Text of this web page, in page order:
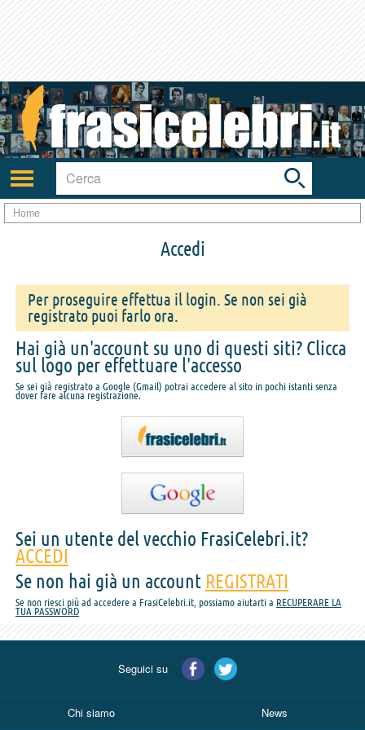
Attiva/disattiva
navigazione
Toggle
search
bar
Home
Accedi
Per proseguire effettua il login. Se non sei già
registrato puoi farlo ora.
Hai già un'account su uno di questi siti? Clicca
sul logo per effettuare l'accesso
Se sei già registrato a Google (Gmail) potrai accedere al sito in pochi istanti senza
dover fare alcuna registrazione.
Sei un utente del vecchio FrasiCelebri.it?
ACCEDI
Se non hai già un account REGISTRATI
Se non riesci più ad accedere a FrasiCelebri.it, possiamo aiutarti a RECUPERARE LA
TUA PASSWORD
Seguici su
Chi siamo News